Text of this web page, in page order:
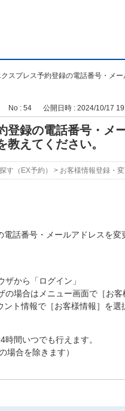
クスプレス予約登録の電話番号・メー
No : 54 公開日時 : 2024/10/17
登録の電話番号・メ
えてください。
す（EX予約） > お客様情報登録・
電話番号・メールアドレスを
から「ログイン」
の場合はメニュー画面で［お
ント情報で［お客様情報］を選
間いつでも行えます。
場合を除きます）